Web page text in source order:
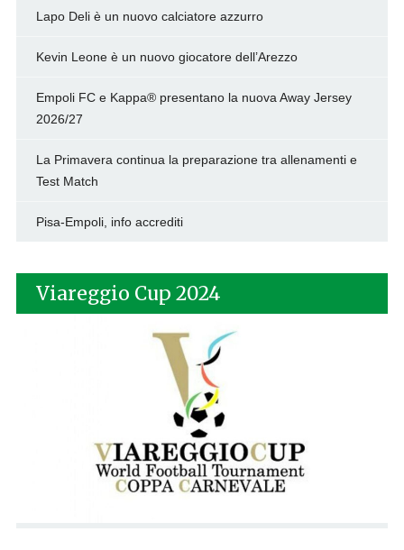
Lapo Deli è un nuovo calciatore azzurro
Kevin Leone è un nuovo giocatore dell’Arezzo
Empoli FC e Kappa® presentano la nuova Away Jersey
2026/27
La Primavera continua la preparazione tra allenamenti e
Test Match
Pisa-Empoli, info accrediti
Viareggio Cup 2024